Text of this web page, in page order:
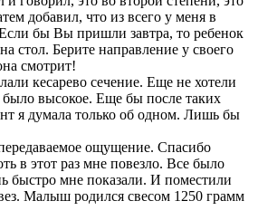
добавил, что из всего у меня в
Если бы Вы пришли завтра, то ребенок
стол. Берите направление у своего
смотрит!
кесарево сечение. Еще не хотели
было высокое. Еще бы после таких
я думала только об одном. Лишь бы
ощущение. Спасибо
в этот раз мне повезло. Все было
быстро мне показали. И поместили
Малыш родился свесом 1250 грамм